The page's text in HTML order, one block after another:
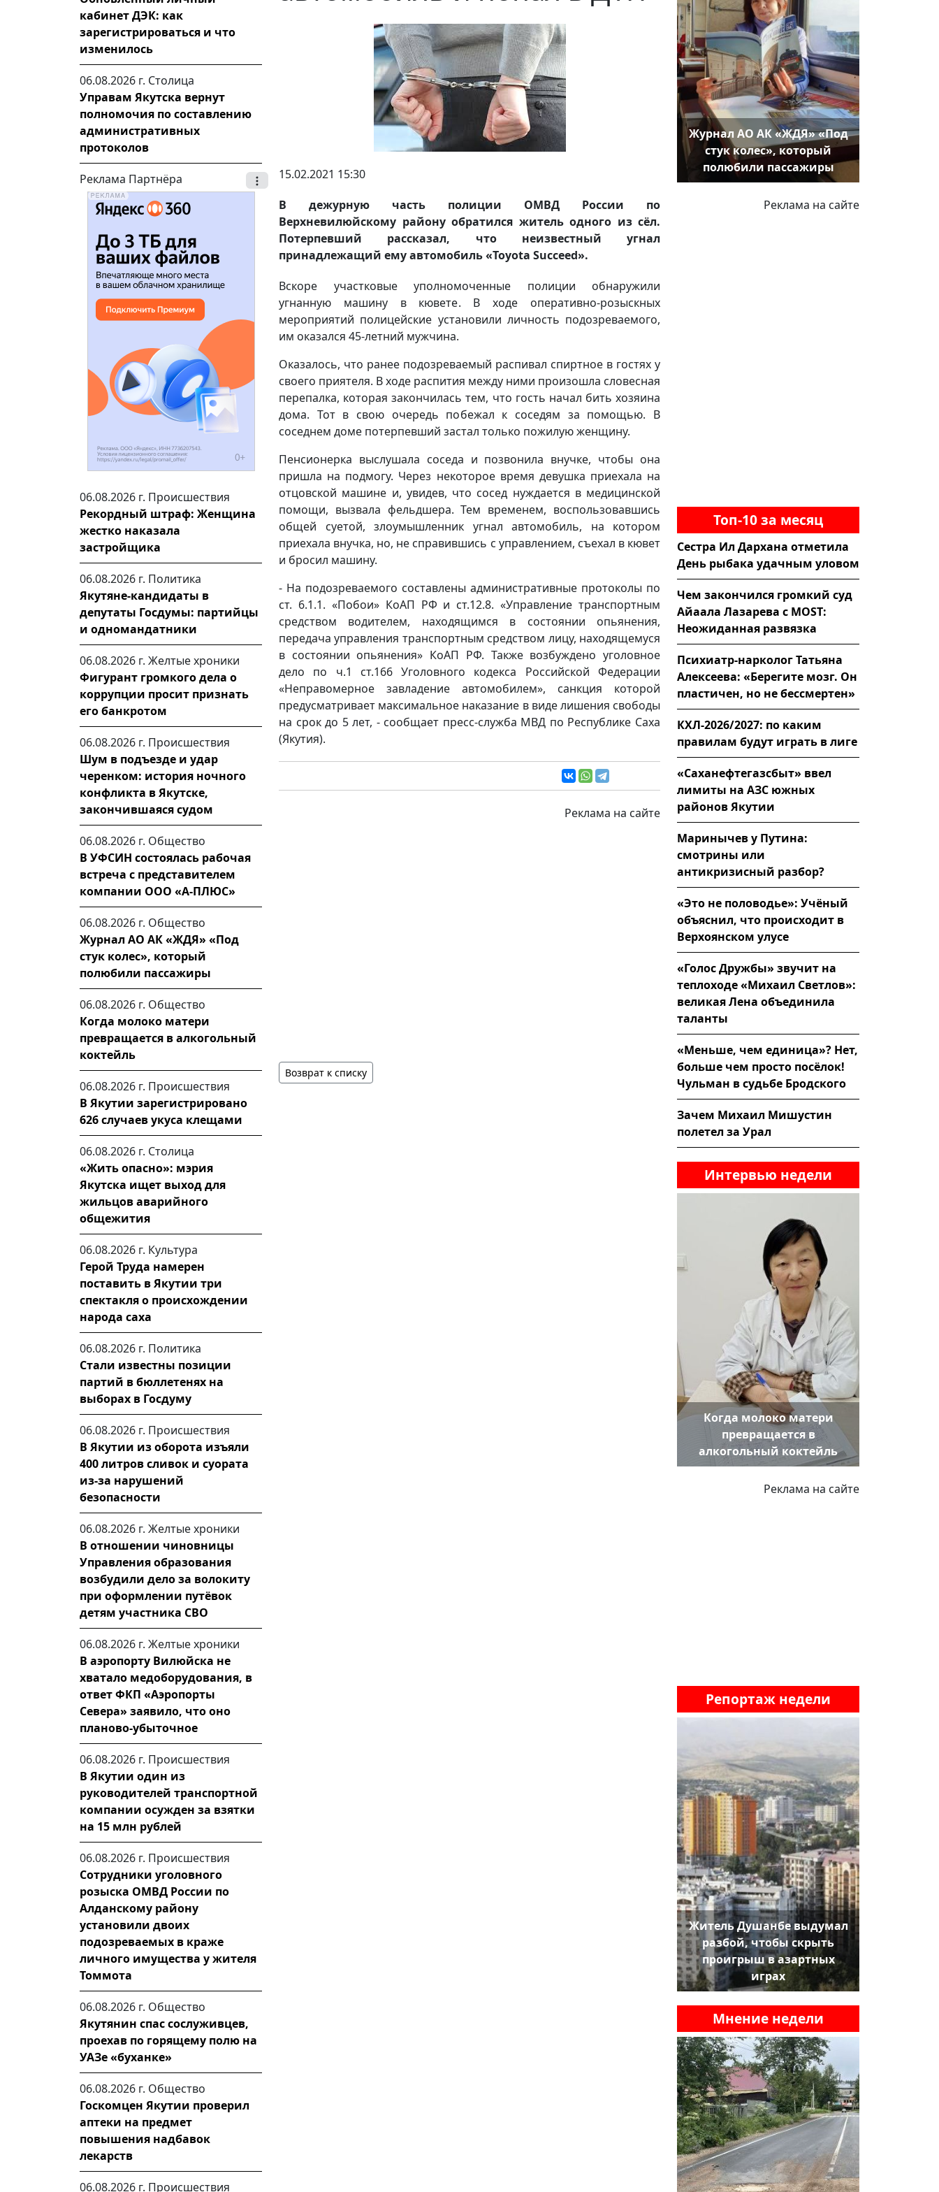
кабинет ДЭК: как
зарегистрироваться и что
изменилось
06.08.2026 г. Столица
Управам Якутска вернут
полномочия по составлению
административных
протоколов
Реклама Партнёра
06.08.2026 г. Происшествия
Рекордный штраф: Женщина
жестко наказала
застройщика
06.08.2026 г. Политика
Якутяне-кандидаты в
депутаты Госдумы: партийцы
и одномандатники
06.08.2026 г. Желтые хроники
Фигурант громкого дела о
коррупции просит признать
его банкротом
06.08.2026 г. Происшествия
Шум в подъезде и удар
черенком: история ночного
конфликта в Якутске,
закончившаяся судом
06.08.2026 г. Общество
В УФСИН состоялась рабочая
встреча с представителем
компании ООО «А-ПЛЮС»
06.08.2026 г. Общество
Журнал АО АК «ЖДЯ» «Под
стук колес», который
полюбили пассажиры
06.08.2026 г. Общество
Когда молоко матери
превращается в алкогольный
коктейль
06.08.2026 г. Происшествия
В Якутии зарегистрировано
626 случаев укуса клещами
06.08.2026 г. Столица
«Жить опасно»: мэрия
Якутска ищет выход для
жильцов аварийного
общежития
06.08.2026 г. Культура
Герой Труда намерен
поставить в Якутии три
спектакля о происхождении
народа саха
06.08.2026 г. Политика
Стали известны позиции
партий в бюллетенях на
выборах в Госдуму
06.08.2026 г. Происшествия
В Якутии из оборота изъяли
400 литров сливок и суората
из-за нарушений
безопасности
06.08.2026 г. Желтые хроники
В отношении чиновницы
Управления образования
возбудили дело за волокиту
при оформлении путёвок
детям участника СВО
06.08.2026 г. Желтые хроники
В аэропорту Вилюйска не
хватало медоборудования, в
ответ ФКП «Аэропорты
Севера» заявило, что оно
планово-убыточное
06.08.2026 г. Происшествия
В Якутии один из
руководителей транспортной
компании осужден за взятки
на 15 млн рублей
06.08.2026 г. Происшествия
Сотрудники уголовного
розыска ОМВД России по
Алданскому району
установили двоих
подозреваемых в краже
личного имущества у жителя
Томмота
06.08.2026 г. Общество
Якутянин спас сослуживцев,
проехав по горящему полю на
УАЗе «буханке»
06.08.2026 г. Общество
Госкомцен Якутии проверил
аптеки на предмет
повышения надбавок
лекарств
06.08.2026 г. Происшествия
15.02.2021 15:30
В дежурную часть полиции ОМВД России по
Верхневилюйскому району обратился житель одного из сёл.
Потерпевший рассказал, что неизвестный угнал
принадлежащий ему автомобиль «Toyota Succeed».
Вскоре участковые уполномоченные полиции обнаружили
угнанную машину в кювете. В ходе оперативно-розыскных
мероприятий полицейские установили личность подозреваемого,
им оказался 45-летний мужчина.
Оказалось, что ранее подозреваемый распивал спиртное в гостях у
своего приятеля. В ходе распития между ними произошла словесная
перепалка, которая закончилась тем, что гость начал бить хозяина
дома. Тот в свою очередь побежал к соседям за помощью. В
соседнем доме потерпевший застал только пожилую женщину.
Пенсионерка выслушала соседа и позвонила внучке, чтобы она
пришла на подмогу. Через некоторое время девушка приехала на
отцовской машине и, увидев, что сосед нуждается в медицинской
помощи, вызвала фельдшера. Тем временем, воспользовавшись
общей суетой, злоумышленник угнал автомобиль, на котором
приехала внучка, но, не справившись с управлением, съехал в кювет
и бросил машину.
- На подозреваемого составлены административные протоколы по
ст. 6.1.1. «Побои» КоАП РФ и ст.12.8. «Управление транспортным
средством водителем, находящимся в состоянии опьянения,
передача управления транспортным средством лицу, находящемуся
в состоянии опьянения» КоАП РФ. Также возбуждено уголовное
дело по ч.1 ст.166 Уголовного кодекса Российской Федерации
«Неправомерное завладение автомобилем», санкция которой
предусматривает максимальное наказание в виде лишения свободы
на срок до 5 лет, - сообщает пресс-служба МВД по Республике Саха
(Якутия).
Реклама на сайте
Возврат к списку
Журнал АО АК «ЖДЯ» «Под
стук колес», который
полюбили пассажиры
Реклама на сайте
Топ-10 за месяц
Сестра Ил Дархана отметила
День рыбака удачным уловом
Чем закончился громкий суд
Айаала Лазарева с MOST:
Неожиданная развязка
Психиатр-нарколог Татьяна
Алексеева: «Берегите мозг. Он
пластичен, но не бессмертен»
КХЛ-2026/2027: по каким
правилам будут играть в лиге
«Саханефтегазсбыт» ввел
лимиты на АЗС южных
районов Якутии
Маринычев у Путина:
смотрины или
антикризисный разбор?
«Это не половодье»: Учёный
объяснил, что происходит в
Верхоянском улусе
«Голос Дружбы» звучит на
теплоходе «Михаил Светлов»:
великая Лена объединила
таланты
«Меньше, чем единица»? Нет,
больше чем просто посёлок!
Чульман в судьбе Бродского
Зачем Михаил Мишустин
полетел за Урал
Интервью недели
Когда молоко матери
превращается в
алкогольный коктейль
Реклама на сайте
Репортаж недели
Житель Душанбе выдумал
разбой, чтобы скрыть
проигрыш в азартных
играх
Мнение недели